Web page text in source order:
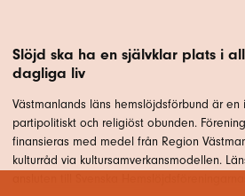
Slöjd ska ha en självklar plats i
dagliga liv
Västmanlands läns hemslöjdsförbund är
partipolitiskt och religiöst obunden.
finansieras med medel från Region
kulturråd via kultursamverkansmodellen.